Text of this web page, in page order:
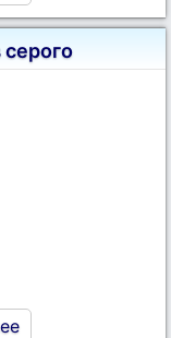
серого